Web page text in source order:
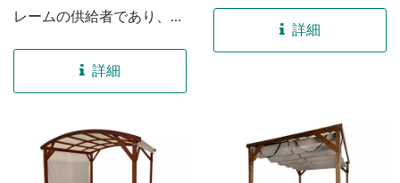
レームの供給者であり、原
採用しています。...
詳細
オン輸出の経験を持ち、世
界のB2B家具レジャー業界
注力しています。...
詳細